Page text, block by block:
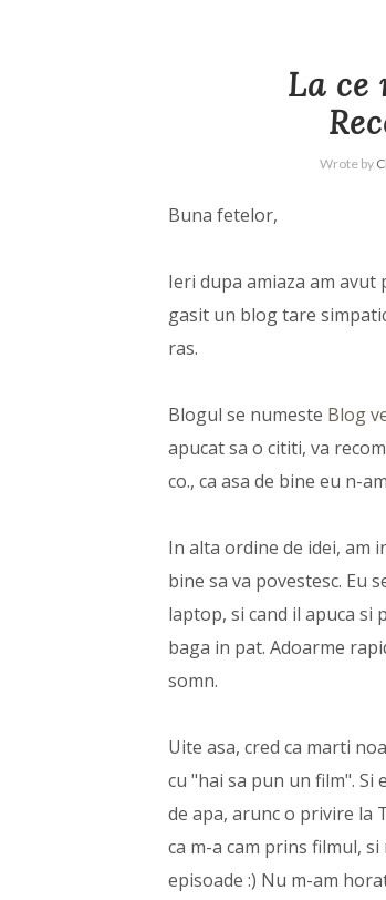
La ce
Wrote by
Buna fetelor,
Ieri dupa amiaza am avut
gasit un blog tare
ras.
Blogul se numeste Blog
apucat sa o cititi, va
co., ca asa de bine eu n-
In alta ordine de idei, am
bine sa va povestesc. Eu
laptop, si cand il apuca si
baga in pat. Adoarme
somn.
Uite asa, cred ca marti
cu "hai sa pun un film". Si
de apa, arunc o privire la
ca m-a cam prins filmul,
episoade :) Nu m-am